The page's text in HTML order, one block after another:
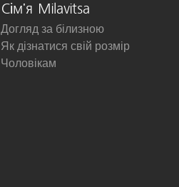
Сім'я Milavitsa
Догляд за білизною
Як дізнатися свій розмір
Чоловікам